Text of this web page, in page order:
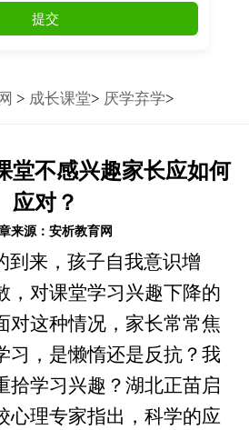
提交
> 成长课堂> 厌学弃学>
堂不感兴趣家长应如何
应对？
来源：安析教育网
到来，孩子自我意识增
，对课堂学习兴趣下降的
对这种情况，家长常常焦
习，是懒惰还是反抗？我
拾学习兴趣？湖北正苗启
心理专家指出，科学的应